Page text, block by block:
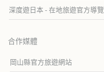
深度遊日本 - 在地旅遊官方導覽
合作媒體
岡山縣官方旅遊網站